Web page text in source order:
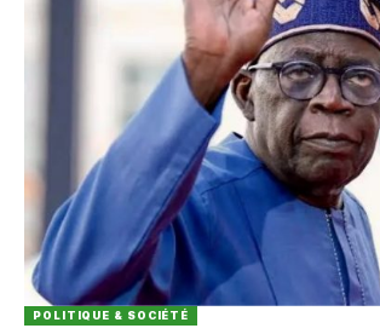
POLITIQUE & SOCIÉTÉ